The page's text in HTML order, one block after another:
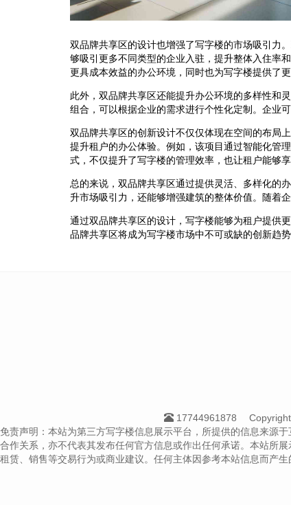
双品牌共享区的设计也增强了写字楼的市场吸引力
够吸引更多不同类型的企业入驻，提升整体入住率
更具成本效益的办公环境，同时也为写字楼提供了更
此外，双品牌共享区还能提升办公环境的多样性和
组合，可以根据企业的需求进行个性化定制。企业
双品牌共享区的创新设计不仅仅体现在空间的布局
提升租户的办公体验。例如，该项目通过智能化管
式，不仅提升了写字楼的管理效率，也让租户能够
总的来说，双品牌共享区通过提供灵活、多样化的
升市场吸引力，还能够增强建筑的整体价值。随着
通过双品牌共享区的设计，写字楼能够为租户提供
品牌共享区将成为写字楼市场中不可或缺的创新趋
17744961878
免责声明：本站为第三方写字楼信息展示平台，所提供的信息来源
合作关系，亦不代表其发布任何官方信息或作出任何承诺。本站所
租赁、销售等交易行为或商业建议。任何主体因参考本站信息而产